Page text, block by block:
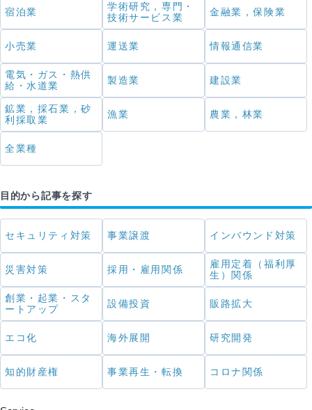
宿泊業
学術研究，専門・
技術サービス業
金融業，保険業
小売業 運送業 情報通信業
電気・ガス・熱供
給・水道業
製造業 建設業
鉱業，採石業，砂
利採取業
漁業 農業，林業
全業種
目的から記事を探す
セキュリティ対策 事業譲渡 インバウンド対策
災害対策 採用・雇用関係
雇用定着（福利厚
生）関係
創業・起業・スタ
ートアップ
設備投資 販路拡大
エコ化 海外展開 研究開発
知的財産権 事業再生・転換 コロナ関係